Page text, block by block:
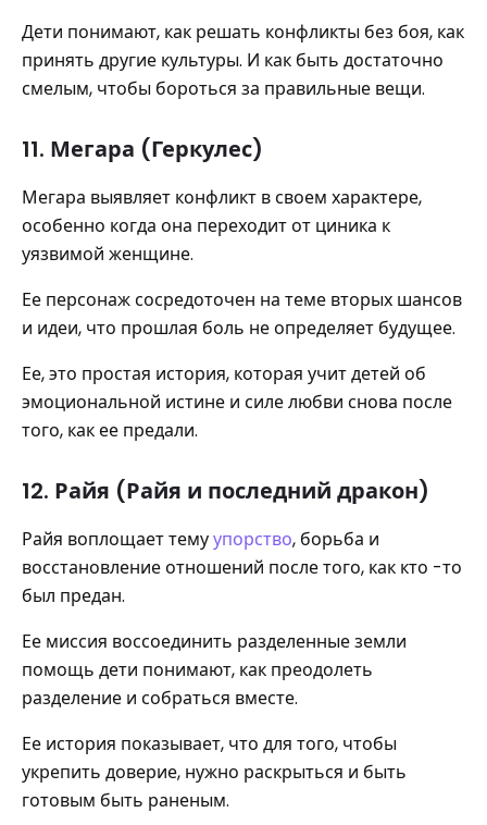
Дети понимают, как решать конфликты без боя, как
принять другие культуры. И как быть достаточно
смелым, чтобы бороться за правильные вещи.
11. Мегара (Геркулес)
Мегара выявляет конфликт в своем характере,
особенно когда она переходит от циника к
уязвимой женщине.
Ее персонаж сосредоточен на теме вторых шансов
и идеи, что прошлая боль не определяет будущее.
Ее, это простая история, которая учит детей об
эмоциональной истине и силе любви снова после
того, как ее предали.
12. Райя (Райя и последний дракон)
Райя воплощает темуупорство, борьба и
восстановление отношений после того, как кто -то
был предан.
Ее миссия воссоединить разделенные земли
помощь дети понимают, как преодолеть
разделение и собраться вместе.
Ее история показывает, что для того, чтобы
укрепить доверие, нужно раскрыться и быть
готовым быть раненым.